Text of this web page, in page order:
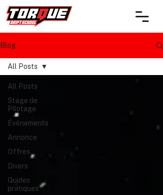
Blog
All Posts
Stage de
Pilotage
Événements
Annonce
Offres
Divers
Guides
pratiques
All Posts